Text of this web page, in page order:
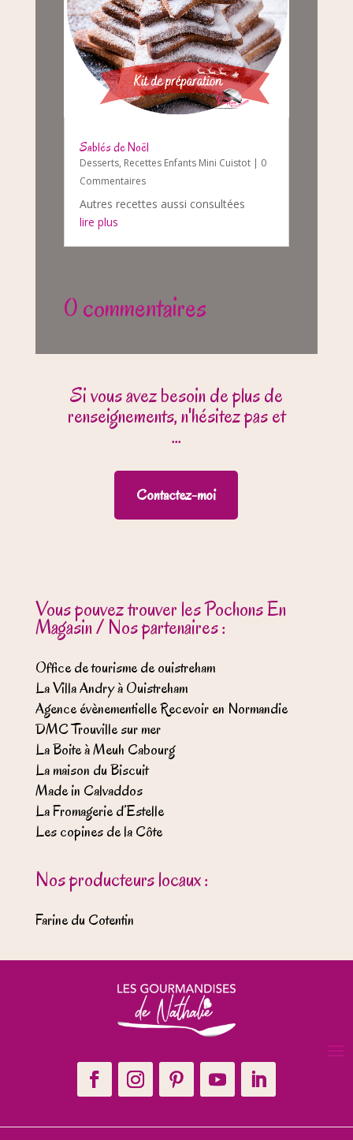
Sablés de Noël
Desserts, Recettes Enfants Mini Cuistot| 0
Commentaires
Autres recettes aussi consultées
lire plus
0 commentaires
Si vous avez besoin de plus de
renseignements, n'hésitez pas et
...
Contactez-moi
Vous pouvez trouver les Pochons En
Magasin / Nos partenaires :
Office de tourisme de ouistreham
La Villa Andry à Ouistreham
Agence évènementielle Recevoir en Normandie
DMC Trouville sur mer
La Boite à Meuh Cabourg
La maison du Biscuit
Made in Calvaddos
La Fromagerie d’Estelle
Les copines de la Côte
Nos producteurs locaux :
Farine du Cotentin